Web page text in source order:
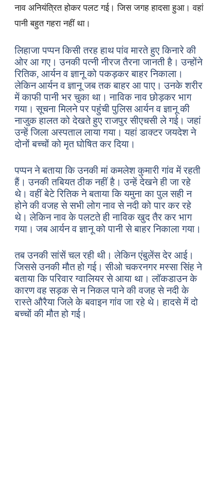
नाव अनियंत्रित होकर पलट गई। जिस जगह हादसा हुआ। वहां
पानी बहुत गहरा नहीं था।
लिहाजा पप्पन किसी तरह हाथ पांव मारते हुए किनारे की
ओर आ गए। उनकी पत्नी नीरज तैरना जानती है। उन्होंने
रितिक, आर्यन व ज्ञानू को पकड़कर बाहर निकाला।
लेकिन आर्यन व ज्ञानू जब तक बाहर आ पाए। उनके शरीर
में काफी पानी भर चुका था। नाविक नाव छोड़कर भाग
गया। सूचना मिलने पर पहुंंची पुलिस आर्यन व ज्ञानू की
नाजुक हालत को देखते हुए राजपुर सीएचसी ले गई। जहां
उन्हें जिला अस्पताल लाया गया। यहां डाक्टर जयदेश ने
दोनों बच्चों को मृत घोषित कर दिया।
पप्पन ने बताया कि उनकी मां कमलेश कुमारी गांव में रहती
हैं। उनकी तबियत ठीक नहीं है। उन्हें देखने ही जा रहे
थे। वहीं बेटे रितिक ने बताया कि यमुना का पुल सही न
होने की वजह से सभी लोग नाव से नदी को पार कर रहे
थे। लेकिन नाव के पलटते ही नाविक खुद तैर कर भाग
गया। जब आर्यन व ज्ञानू को पानी से बाहर निकाला गया।
तब उनकी सांसें चल रही थी। लेकिन एंबुलेंस देर आई।
जिससे उनकी मौत हो गई। सीओ चकरनगर मस्सा सिंह ने
बताया कि परिवार ग्वालियर से आया था। लॉकडाउन के
कारण वह सड़क से न निकल पाने की वजह से नदी के
रास्ते औरैया जिले के बवाइन गांव जा रहे थे। हादसे में दो
बच्चों की मौत हो गई।